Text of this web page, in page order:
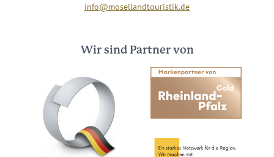
info@mosellandtouristik.de
Wir sind Partner von